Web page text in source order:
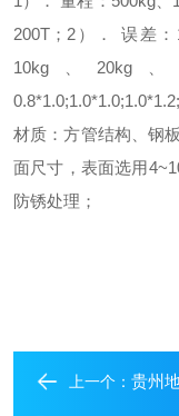
200T； 2）． 误差：
10kg、20kg、
材质：方管结构、钢
面尺寸，表面选用
防锈处理；
上一个： 贵州